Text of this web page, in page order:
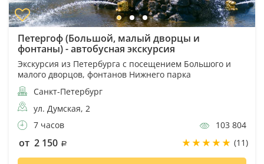
Петергоф (Большой, малый дворцы и
фонтаны) - автобусная экскурсия
Экскурсия из Петербурга с посещением Большого и
малого дворцов, фонтанов Нижнего парка
Санкт-Петербург
ул. Думская, 2
7 часов
103 804
от 2 150 (11)